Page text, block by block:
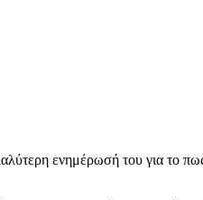
ενημέρωσή του για το